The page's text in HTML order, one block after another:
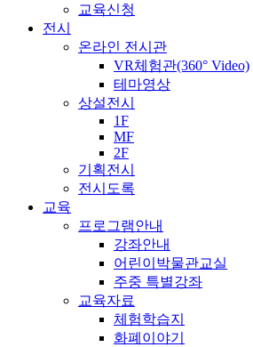
교육신청
전시
온라인 전시관
VR체험관(360° Video)
테마영상
상설전시
1F
MF
2F
기획전시
전시도록
교육
프로그램안내
강좌안내
어린이박물관교실
주중 특별강좌
교육자료
체험학습지
화폐이야기